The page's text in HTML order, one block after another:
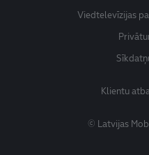
Viedtelevīzijas
Klientu
© Latvijas